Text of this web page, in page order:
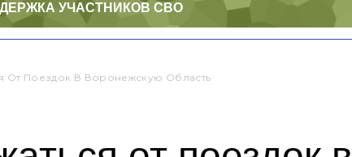
УЧАСТНИКОВ СВО
От Поездок В Воронежскую Область